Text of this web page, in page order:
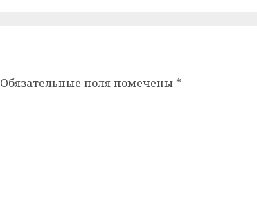
Обязательные поля помечены *